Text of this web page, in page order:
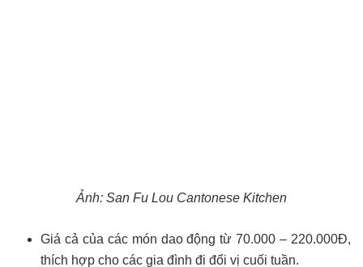
Ảnh: San Fu Lou Cantonese Kitchen
Giá cả của các món dao động từ 70.000 – 220.000Đ,
thích hợp cho các gia đình đi đổi vị cuối tuần.